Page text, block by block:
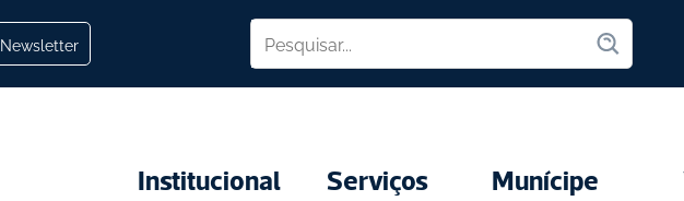
Newsletter
Institucional Serviços Munícipe